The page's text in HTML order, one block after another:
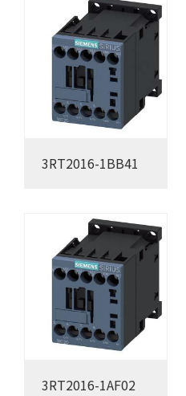
3RT2016-1BB41
3RT2016-1AF02